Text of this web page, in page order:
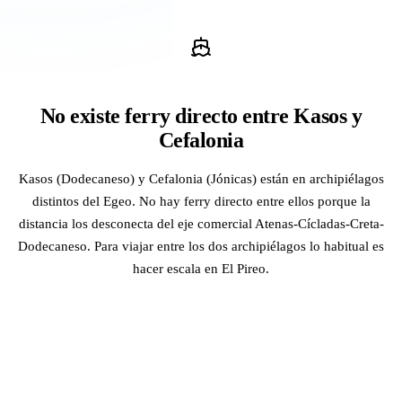
No existe ferry directo entre Kasos y
Cefalonia
Kasos (Dodecaneso) y Cefalonia (Jónicas) están en archipiélagos
distintos del Egeo. No hay ferry directo entre ellos porque la
distancia los desconecta del eje comercial Atenas-Cícladas-Creta-
Dodecaneso. Para viajar entre los dos archipiélagos lo habitual es
hacer escala en El Pireo.